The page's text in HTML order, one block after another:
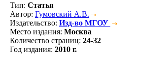
Тип: Статья
Автор: Гумовский А.В.
Издательство: Изд-во МГОУ
Место издания: Москва
Количество страниц: 24-32
Год издания: 2010 г.